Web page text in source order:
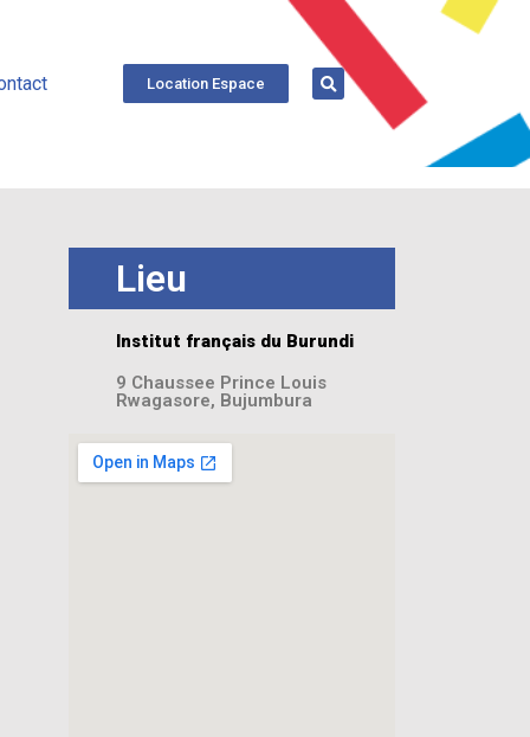
Location Espace
Lieu
Institut français du Burundi
9 Chaussee Prince Louis
Rwagasore, Bujumbura